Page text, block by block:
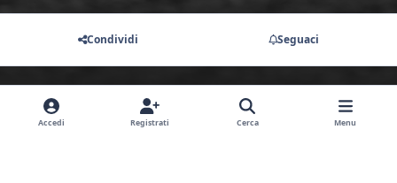
Condividi Seguaci
Non ci sono commenti da visualizzare.
Accedi Registrati Cerca Menu